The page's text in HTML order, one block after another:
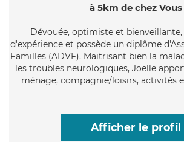
à 5km de chez Vous
Dévouée, optimiste et bienveillante,
d'expérience et possède un diplôme
Familles (ADVF). Maitrisant bien la
les troubles neurologiques, Joelle
ménage, compagnie/loisirs, activités
Afficher le profil